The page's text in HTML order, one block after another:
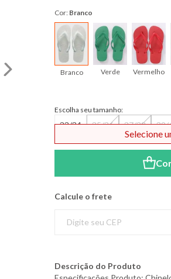
Cor: Branco
Branco Verde Vermelho
Escolha seu tamanho:
33/34 35/36 37/38 39/
Selecione
Calcule o frete
Descrição do Produto